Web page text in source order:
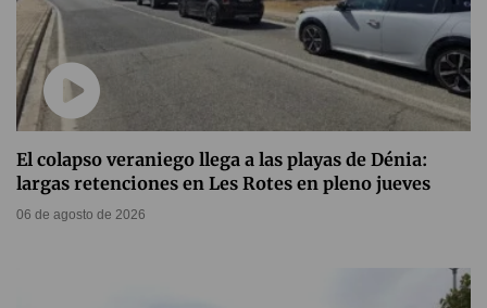
El colapso veraniego llega a las playas de Dénia:
largas retenciones en Les Rotes en pleno jueves
06 de agosto de 2026